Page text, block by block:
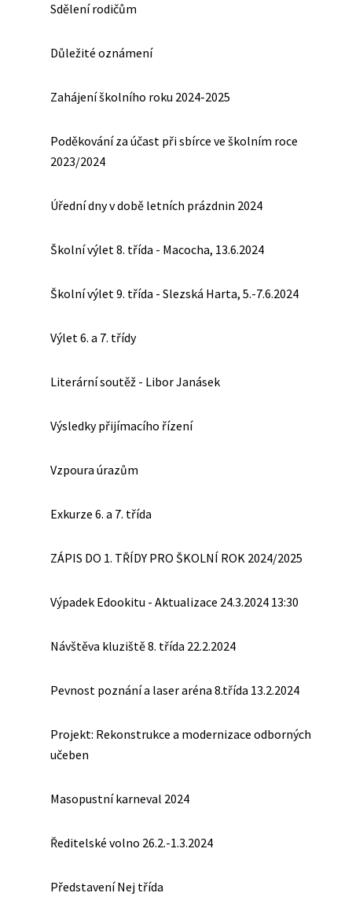
Sdělení rodičům
Důležité oznámení
Zahájení školního roku 2024-2025
Poděkování za účast při sbírce ve školním roce
2023/2024
Úřední dny v době letních prázdnin 2024
Školní výlet 8. třída - Macocha, 13.6.2024
Školní výlet 9. třída - Slezská Harta, 5.-7.6.2024
Výlet 6. a 7. třídy
Literární soutěž - Libor Janásek
Výsledky přijímacího řízení
Vzpoura úrazům
Exkurze 6. a 7. třída
ZÁPIS DO 1. TŘÍDY PRO ŠKOLNÍ ROK 2024/2025
Výpadek Edookitu - Aktualizace 24.3.2024 13:30
Návštěva kluziště 8. třída 22.2.2024
Pevnost poznání a laser aréna 8.třída 13.2.2024
Projekt: Rekonstrukce a modernizace odborných
učeben
Masopustní karneval 2024
Ředitelské volno 26.2.-1.3.2024
Představení Nej třída